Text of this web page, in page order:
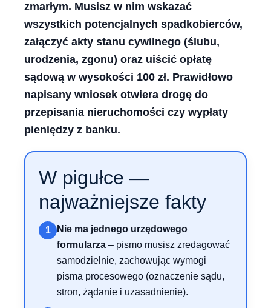
zmarłym. Musisz w nim wskazać
wszystkich potencjalnych spadkobierców,
załączyć akty stanu cywilnego (ślubu,
urodzenia, zgonu) oraz uiścić opłatę
sądową w wysokości 100 zł. Prawidłowo
napisany wniosek otwiera drogę do
przepisania nieruchomości czy wypłaty
pieniędzy z banku.
W pigułce —
najważniejsze fakty
1
Nie ma jednego urzędowego
formularza – pismo musisz zredagować
samodzielnie, zachowując wymogi
pisma procesowego (oznaczenie sądu,
stron, żądanie i uzasadnienie).